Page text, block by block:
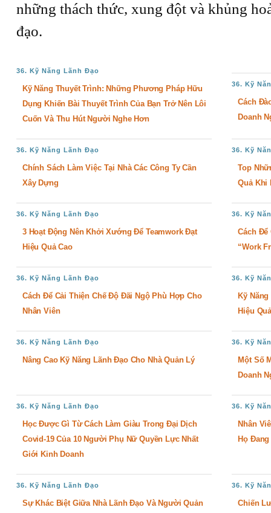
những thách thức, xung đột và khủng
đạo.
36. Kỹ Năng Lãnh Đạo
Kỹ Năng Thuyết Trình: Những Phương Pháp Hữu
Dụng Khiến Bài Thuyết Trình Của Bạn Trở Nên Lôi
Cuốn Và Thu Hút Người Nghe Hơn
36. Kỹ
Cách
Doanh
36. Kỹ Năng Lãnh Đạo
Chính Sách Làm Việc Tại Nhà Các Công Ty Cần
Xây Dựng
36. Kỹ
Top
Quả Khi
36. Kỹ Năng Lãnh Đạo
3 Hoạt Động Nên Khởi Xướng Để Teamwork Đạt
Hiệu Quả Cao
36. Kỹ
Cách Để
“work
36. Kỹ Năng Lãnh Đạo
Cách Để Cải Thiện Chế Độ Đãi Ngộ Phù Hợp Cho
Nhân Viên
36. Kỹ
Kỹ
Hiệu
36. Kỹ Năng Lãnh Đạo
Nâng Cao Kỹ Năng Lãnh Đạo Cho Nhà Quản Lý
36. Kỹ
Một Số
Doanh
36. Kỹ Năng Lãnh Đạo
Học Được Gì Từ Cách Làm Giàu Trong Đại Dịch
Covid-19 Của 10 Người Phụ Nữ Quyền Lực Nhất
Giới Kinh Doanh
36. Kỹ
Nhân
Họ
36. Kỹ Năng Lãnh Đạo
Sự Khác Biệt Giữa Nhà Lãnh Đạo Và Người Quản
36. Kỹ
Chiến